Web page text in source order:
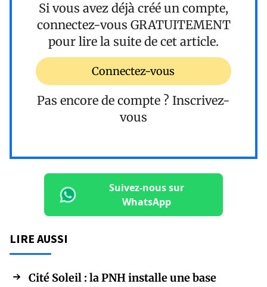
Si vous avez déjà créé un compte,
connectez-vous GRATUITEMENT
pour lire la suite de cet article.
Connectez-vous
Pas encore de compte ? Inscrivez-
vous
Suivez-nous sur
WhatsApp
LIRE AUSSI
Cité Soleil : la PNH installe une base